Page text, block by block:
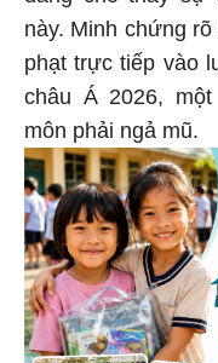
này. Minh chứng
phạt trực tiếp vào
châu Á 2026,
môn phải ngả mũ.